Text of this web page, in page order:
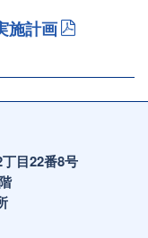
施計画
目22番8号